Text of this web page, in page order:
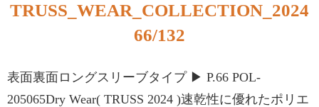
TRUSS_WEAR_COLLECTION_2024
66/132
表面裏面ロングスリーブタイプ ▶ P.66 POL-
205065Dry Wear( TRUSS 2024 )速乾性に優れたポリエ